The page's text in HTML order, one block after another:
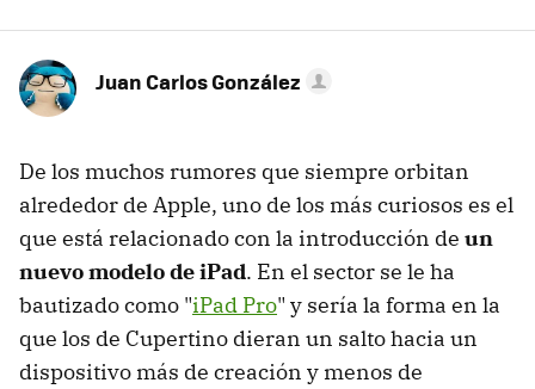
Juan Carlos González
De los muchos rumores que siempre orbitan
alrededor de Apple, uno de los más curiosos es el
que está relacionado con la introducción de un
nuevo modelo de iPad. En el sector se le ha
bautizado como "iPad Pro" y sería la forma en la
que los de Cupertino dieran un salto hacia un
dispositivo más de creación y menos de